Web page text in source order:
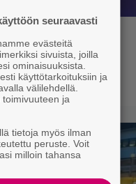
palvelua
siellä
seuraavasti
evästeitä
sivuista, joilla
ominaisuuksista.
käyttötarkoituksiin ja
välilehdellä.
ja
tietoja myös ilman
peruste. Voit
milloin tahansa